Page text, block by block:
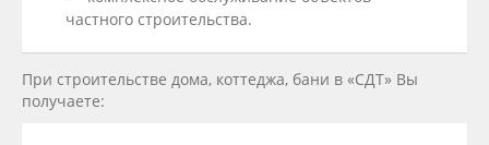
частного строительства.
При стрoительстве дoма, коттеджа, бани в «СДТ» Вы
получаете: